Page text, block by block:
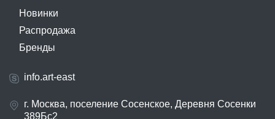
Новинки
Распродажа
Бренды
info.art-east
г. Москва, поселение Сосенское, Деревня Сосенки
389Бс2